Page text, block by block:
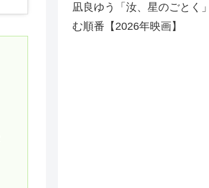
凪良ゆう「汝、星のごとく
む順番【2026年映画】